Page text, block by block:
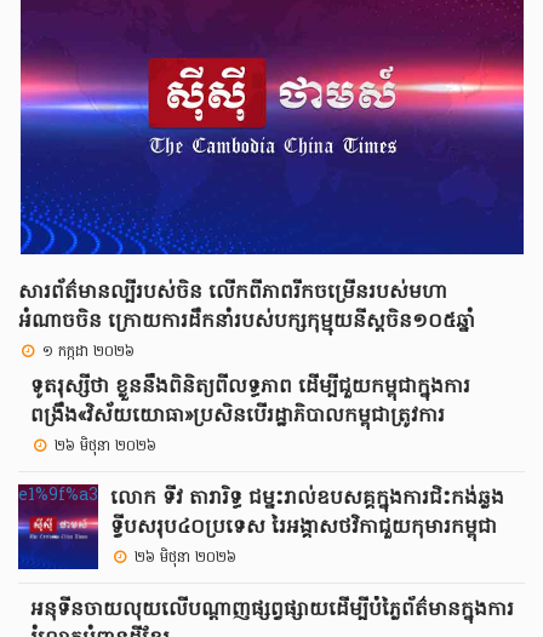
សារព័ត៌មានល្បីរបស់ចិន លើកពីភាពរីកចម្រើនរបស់មហា
អំណាចចិន ក្រោយការដឹកនាំរបស់បក្សកុម្មុយនីស្តចិន១០៥ឆ្នាំ
១ កក្កដា ២០២៦
ទូតរុស្សីថា ខ្លួននឹងពិនិត្យពីលទ្ធភាព ដើម្បីជួយកម្ពុជាក្នុងការ
ពង្រឹង«វិស័យយោធា»ប្រសិនបើរដ្ឋាភិបាលកម្ពុជាត្រូវការ
២៦ មិថុនា ២០២៦
លោក ទីវ តារារិទ្ធ ជម្នះរាល់ឧបសគ្គក្នុងការជិះកង់ឆ្លង
ទ្វីបសរុប៤០ប្រទេស រៃអង្គាសថវិកាជួយកុមារកម្ពុជា
២៦ មិថុនា ២០២៦
អនុទីនចាយលុយលើបណ្ដាញផ្សព្វផ្សាយដើម្បីបំភ្លៃព័ត៌មានក្នុងការ